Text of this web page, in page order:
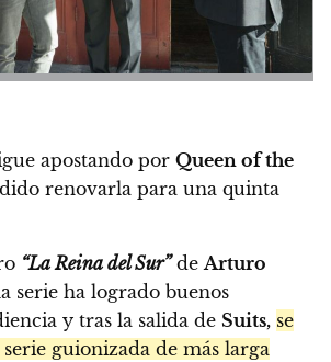
apostando por Queen of the
renovarla para una quinta
“La Reina del Sur”deArturo
serie ha logrado buenos
y tras la salida de Suits, se
guionizada de más larga